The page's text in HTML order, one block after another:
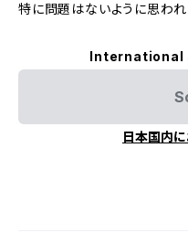
特に問題はないように思われ
International
日本国内